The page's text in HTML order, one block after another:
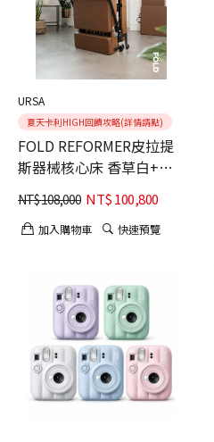
URSA
夏天卡利HIGH回饋攻略(詳情請點)
FOLD REFORMER皮拉提
斯器械核心床 香草白+紅
橡木
NT$108,000 NT$100,800
加入購物車 快速預覽